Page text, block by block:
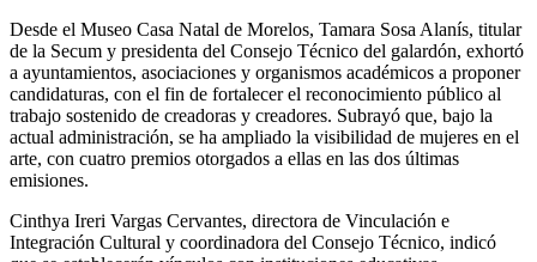
Desde el Museo Casa Natal de Morelos, Tamara Sosa Alanís, titular
de la Secum y presidenta del Consejo Técnico del galardón, exhortó
a ayuntamientos, asociaciones y organismos académicos a proponer
candidaturas, con el fin de fortalecer el reconocimiento público al
trabajo sostenido de creadoras y creadores. Subrayó que, bajo la
actual administración, se ha ampliado la visibilidad de mujeres en el
arte, con cuatro premios otorgados a ellas en las dos últimas
emisiones.
Cinthya Ireri Vargas Cervantes, directora de Vinculación e
Integración Cultural y coordinadora del Consejo Técnico, indicó